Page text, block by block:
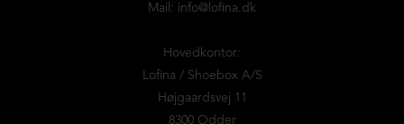
Mail: info@lofina.dk
Hovedkontor:
Lofina / Shoebox A/S
Højgaardsvej 11
8300 Odder